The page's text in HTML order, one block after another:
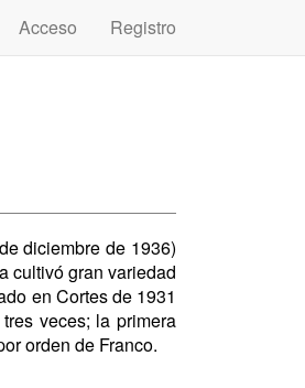
Acceso
Registro
diciembre de 1936)
cultivó gran variedad
en Cortes de 1931
veces; la primera
orden de Franco.